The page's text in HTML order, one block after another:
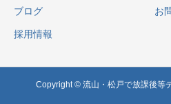
ブログ お
採用情報
Copyright © 流山・松戸で放課後等